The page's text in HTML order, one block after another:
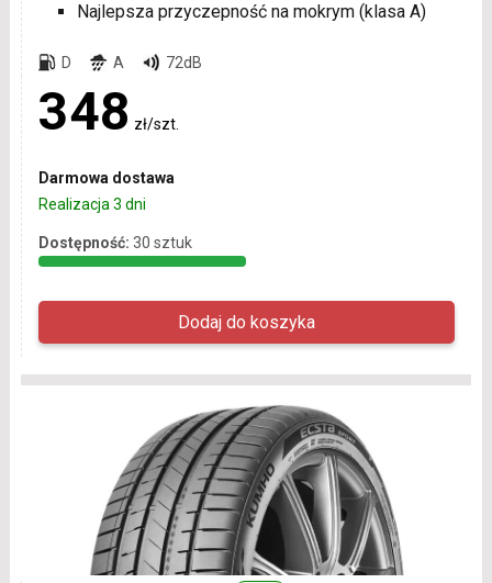
Najlepsza przyczepność na mokrym (klasa A)
D A 72dB
348 zł/szt.
Darmowa dostawa
Realizacja 3 dni
Dostępność: 30 sztuk